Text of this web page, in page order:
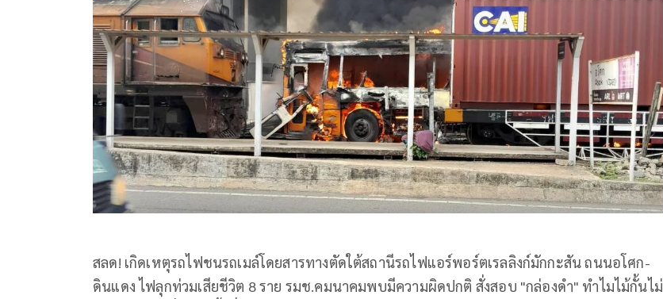
สลด! เกิดเหตุรถไฟชนรถเมล์โดยสารทางตัดใต้สถานีรถไฟแอร์พอร์ตเรลลิงก์มักกะสัน ถนนอโศก-
ดินแดง ไฟลุกท่วมเสียชีวิต 8 ราย รมช.คมนาคมพบมีความผิดปกติ สั่งสอบ "กล่องดำ" ทำไมไม้กั้นไม่